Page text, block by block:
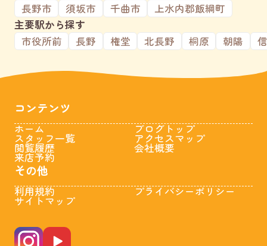
長野市
須坂市 千曲市
上水内郡飯綱町
主要駅から探す
市役所前
長野 権堂 北長野 桐原 朝陽
コンテンツ
ホーム
スタッフ一覧
閲覧履歴
来店予約
ブログトップ
アクセスマップ
会社概要
その他
利用規約
サイトマップ
プライバシーポリシー